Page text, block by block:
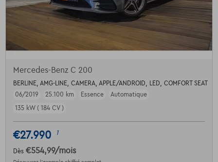
Mercedes-Benz C 200
BERLINE, AMG-LINE, CAMERA, APPLE/ANDROID, LED, COMFORT SEAT
06/2019
25.100 km Essence
Automatique
135 kW ( 184 CV )
€27.990 1
Dès €554,99/mois